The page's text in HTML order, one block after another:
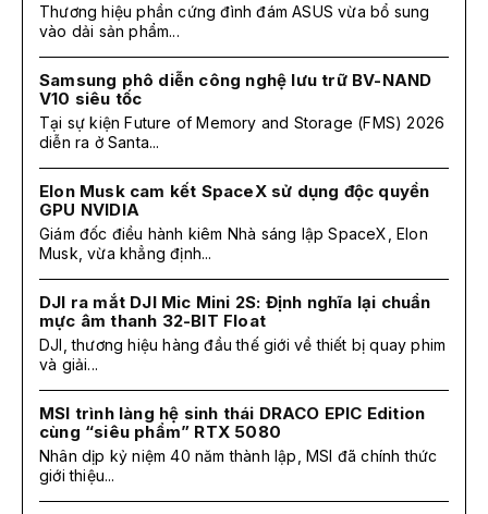
Thương hiệu phần cứng đình đám ASUS vừa bổ sung
vào dải sản phẩm...
Samsung phô diễn công nghệ lưu trữ BV-NAND
V10 siêu tốc
Tại sự kiện Future of Memory and Storage (FMS) 2026
diễn ra ở Santa...
Elon Musk cam kết SpaceX sử dụng độc quyền
GPU NVIDIA
Giám đốc điều hành kiêm Nhà sáng lập SpaceX, Elon
Musk, vừa khẳng định...
DJI ra mắt DJI Mic Mini 2S: Định nghĩa lại chuẩn
mực âm thanh 32-BIT Float
DJI, thương hiệu hàng đầu thế giới về thiết bị quay phim
và giải...
MSI trình làng hệ sinh thái DRACO EPIC Edition
cùng “siêu phẩm” RTX 5080
Nhân dịp kỷ niệm 40 năm thành lập, MSI đã chính thức
giới thiệu...